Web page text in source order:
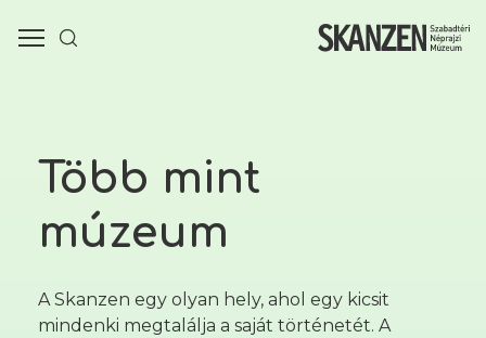
Több mint
múzeum
A Skanzen egy olyan hely, ahol egy kicsit
mindenki megtalálja a saját történetét. A